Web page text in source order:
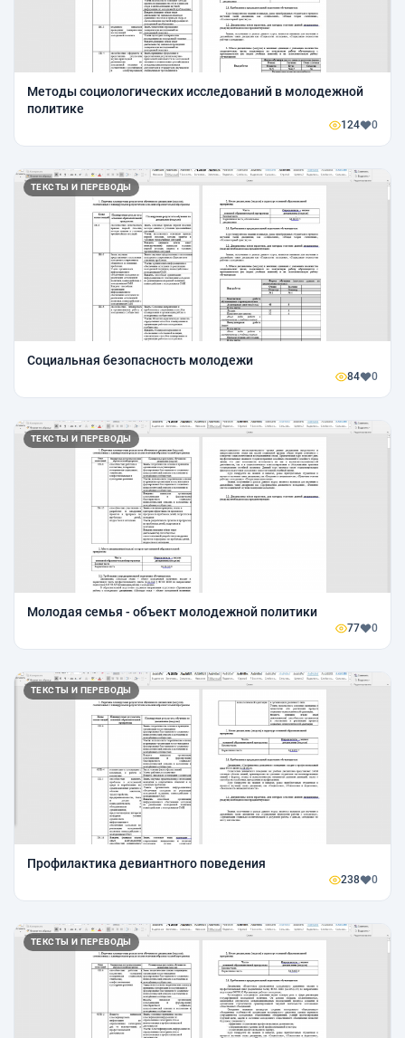
Методы социологических исследований в молодежной
политике
124 0
ТЕКСТЫ И ПЕРЕВОДЫ
Социальная безопасность молодежи
84 0
ТЕКСТЫ И ПЕРЕВОДЫ
Молодая семья - объект молодежной политики
77 0
ТЕКСТЫ И ПЕРЕВОДЫ
Профилактика девиантного поведения
238 0
ТЕКСТЫ И ПЕРЕВОДЫ